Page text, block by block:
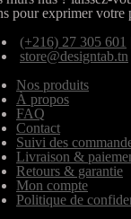
pour exprimer votre
(+216) 27 305 601
store@designtab.tn
Nos produits
À propos
FAQ
Contact
Suivi des
Livraison &
Retours & garantie
Mon compte
Politique de